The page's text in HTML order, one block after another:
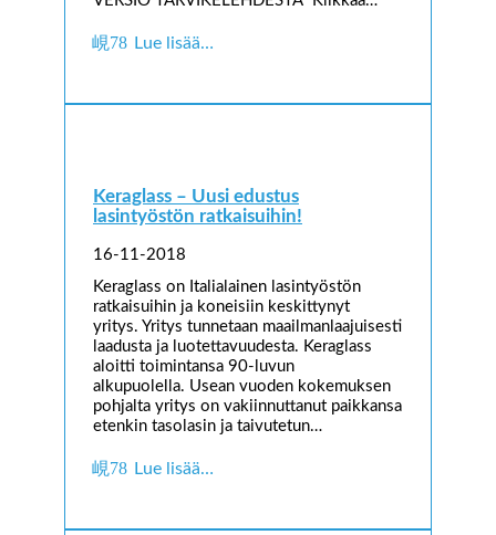
Lue lisää…
Keraglass – Uusi edustus
lasintyöstön ratkaisuihin!
16-11-2018
Keraglass on Italialainen lasintyöstön
ratkaisuihin ja koneisiin keskittynyt
yritys. Yritys tunnetaan maailmanlaajuisesti
laadusta ja luotettavuudesta. Keraglass
aloitti toimintansa 90-luvun
alkupuolella. Usean vuoden kokemuksen
pohjalta yritys on vakiinnuttanut paikkansa
etenkin tasolasin ja taivutetun…
Lue lisää…